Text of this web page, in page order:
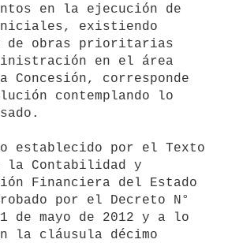
en la ejecución de
existiendo
de obras prioritarias
en el área
Concesión, corresponde
contemplando lo
lo establecido por el Texto
la Contabilidad y
Financiera del Estado
por el Decreto N°
de mayo de 2012 y a lo
la cláusula décimo